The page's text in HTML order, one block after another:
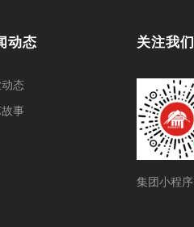
动态
态
事
关注我们
集团小程序